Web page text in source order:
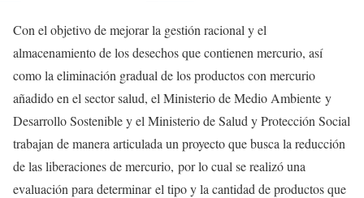
Con el objetivo de mejorar la gestión racional y el
almacenamiento de los desechos que contienen mercurio, así
como la eliminación gradual de los productos con mercurio
añadido en el sector salud, el Ministerio de Medio Ambiente y
Desarrollo Sostenible y el Ministerio de Salud y Protección Social
trabajan de manera articulada un proyecto que busca la reducción
de las liberaciones de mercurio, por lo cual se realizó una
evaluación para determinar el tipo y la cantidad de productos que